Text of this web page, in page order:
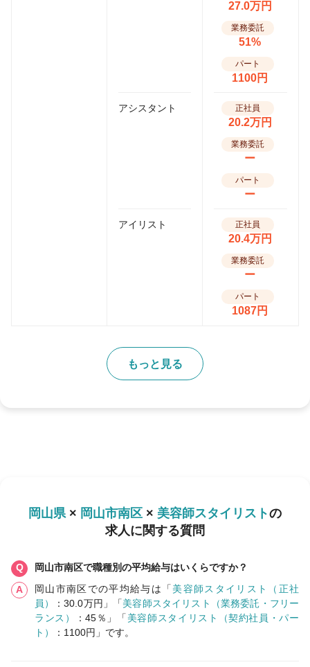
27.0万円
業務委託
51%
パート
1100円
アシスタント 正社員
20.2万円
業務委託
ー
パート
ー
アイリスト 正社員
20.4万円
業務委託
ー
パート
1087円
もっと見る
岡山県× 岡山市南区 × 美容師スタイリストの
求人に関する質問
岡山市南区で職種別の平均給与はいくらですか？
岡山市南区での平均給与は「 美容師スタイリスト（正社
員）
：30.0万円」「美容師スタイリスト（業務委託・フリー
ランス）
：45％」「 美容師スタイリスト（契約社員・パー
ト）
：1100円」です。